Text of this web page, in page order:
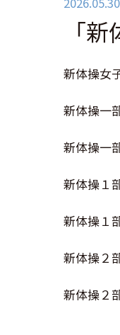
「
新体操
新体操一
新体操一
新体操
新体操
新体操
新体操